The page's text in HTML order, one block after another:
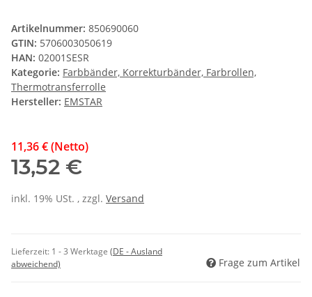
Artikelnummer: 850690060
GTIN: 5706003050619
HAN: 02001SESR
Kategorie: Farbbänder, Korrekturbänder, Farbrollen,
Thermotransferrolle
Hersteller: EMSTAR
11,36 € (Netto)
13,52 €
inkl. 19% USt. , zzgl. Versand
Lieferzeit: 1 - 3 Werktage (DE - Ausland
abweichend)
Frage zum Artikel